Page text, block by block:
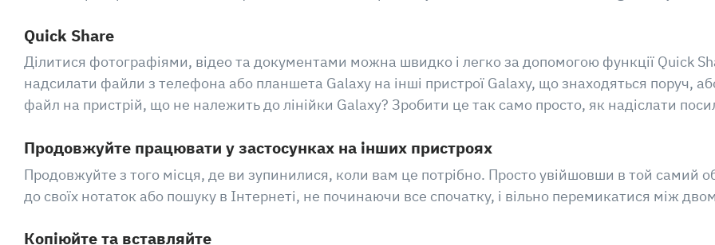
Quick Share
Ділитися фотографіями, відео та документами можна швидко і легко за допомогою функції Quick
надсилати файли з телефона або планшета Galaxy на інші пристрої Galaxy, що знаходяться поруч,
файл на пристрій, що не належить до лінійки Galaxy? Зробити це так само просто, як надіслати
Продовжуйте працювати у застосунках на інших пристроях
Продовжуйте з того місця, де ви зупинилися, коли вам це потрібно. Просто увійшовши в той самий
до своїх нотаток або пошуку в Інтернеті, не починаючи все спочатку, і вільно перемикатися між
Копіюйте та вставляйте